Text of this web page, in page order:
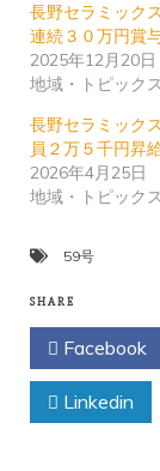
長野セラミック
連続３０万円賞
2025年12月20日
地域・トピックス
長野セラミック
員２万５千円昇
2026年4月25日
地域・トピックス
59号
SHARE
Facebook
Linkedin